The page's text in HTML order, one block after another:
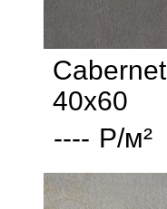
Cabernet
40x60
---- Р/м²